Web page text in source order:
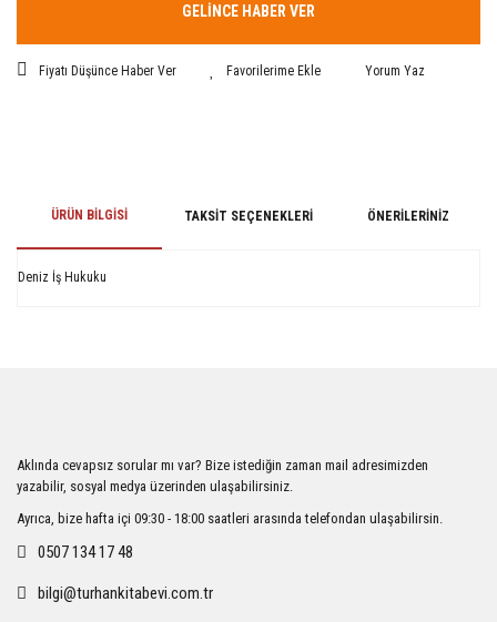
GELİNCE HABER VER
Fiyatı Düşünce Haber Ver Yorum Yaz
ÜRÜN BILGISI TAKSIT SEÇENEKLERI ÖNERILERINIZ
Deniz İş Hukuku
Ürün açıklamasında eksik bilgiler bulunuyor.
Ürün bilgilerinde hatalar bulunuyor.
Ürün fiyatı diğer sitelerden daha pahalı.
Aklında cevapsız sorular mı var? Bize istediğin zaman mail adresimizden
yazabilir, sosyal medya üzerinden ulaşabilirsiniz.
Ayrıca, bize hafta içi 09:30 - 18:00 saatleri arasında telefondan ulaşabilirsin.
0507 134 17 48
bilgi@turhankitabevi.com.tr